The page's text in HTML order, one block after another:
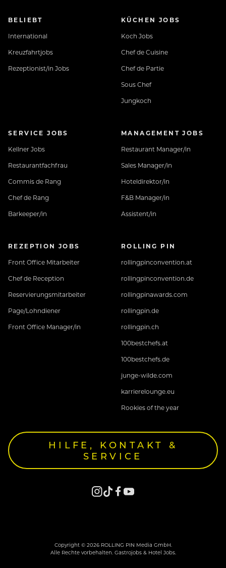
Bei uns sind alle alkoholfreien Getränke gratis.
Bei uns gibt’s Personalunterkünfte für dich allein.
Dann bewirb dich jetzt – wir freuen uns auf dich!
BELIEBT
International
Kreuzfahrtjobs
Rezeptionist/in Jobs
KÜCHEN JOBS
Koch Jobs
Chef de Cuisine
Chef de Partie
Sous Chef
Jungkoch
SERVICE JOBS
Kellner Jobs
Restaurantfachfrau
Commis de Rang
Chef de Rang
Barkeeper/in
MANAGEMENT JOBS
Restaurant Manager/in
Sales Manager/in
Hoteldirektor/in
F&B Manager/in
Assistent/in
REZEPTION JOBS
Front Office Mitarbeiter
Chef de Reception
Reservierungsmitarbeiter
Page/Lohndiener
Front Office Manager/in
ROLLING PIN
rollingpinconvention.at
rollingpinconvention.de
rollingpinawards.com
rollingpin.de
rollingpin.ch
100bestchefs.at
100bestchefs.de
junge-wilde.com
karrierelounge.eu
Rookies of the year
HILFE, KONTAKT &
SERVICE
Copyright © 2026 ROLLING PIN Media GmbH.
Alle Rechte vorbehalten. Gastrojobs & Hotel Jobs.